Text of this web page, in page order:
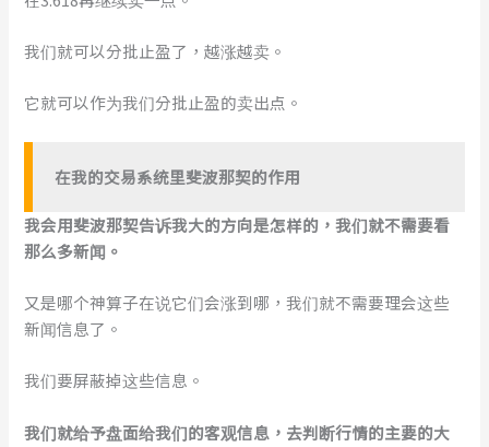
我们就可以分批止盈了，越涨越卖。
它就可以作为我们分批止盈的卖出点。
在我的交易系统里斐波那契的作用
我会用斐波那契告诉我大的方向是怎样的，我们就不需要看
那么多新闻。
又是哪个神算子在说它们会涨到哪，我们就不需要理会这些
新闻信息了。
我们要屏蔽掉这些信息。
我们就给予盘面给我们的客观信息，去判断行情的主要的大